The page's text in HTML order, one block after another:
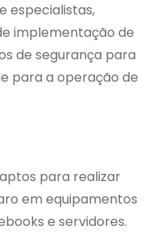
especialistas,
implementação de
de segurança para
para a operação de
para realizar
em equipamentos
e servidores.